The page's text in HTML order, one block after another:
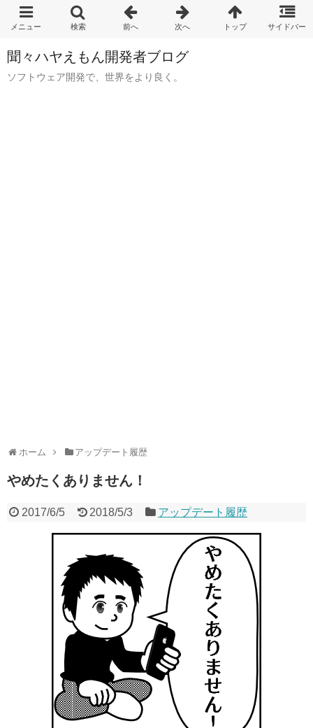
聞々ハヤえもん開発者ブログ
ソフトウェア開発で、世界をより良く。
ホーム アップデート履歴
やめたくありません！
2017/6/5 2018/5/3 アップデート履歴